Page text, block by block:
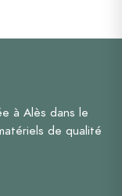
à Alès dans le
de qualité